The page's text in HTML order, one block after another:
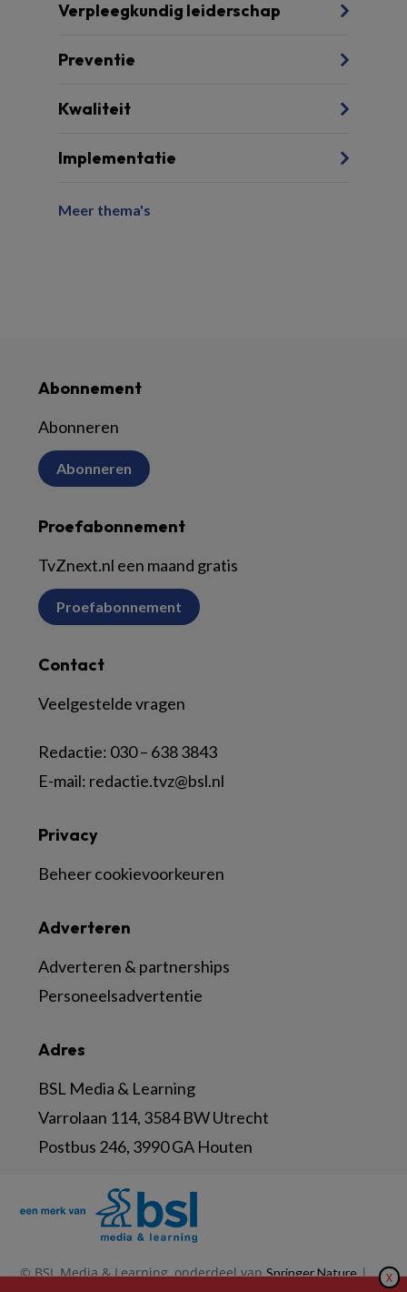
Verpleegkundig leiderschap
Preventie
Kwaliteit
Implementatie
Meer thema's
Abonnement
Abonneren
Abonneren
Proefabonnement
TvZnext.nl een maand gratis
Proefabonnement
Contact
Veelgestelde vragen
Redactie: 030 – 638 3843
E-mail: redactie.tvz@bsl.nl
Adres
BSL Media & Learning
Varrolaan 114, 3584 BW Utrecht
Postbus 246, 3990 GA Houten
Adverteren
Adverteren & partnerships
Personeelsadvertentie
Privacy
Beheer cookievoorkeuren
© BSL Media & Learning, onderdeel van Springer Nature | X